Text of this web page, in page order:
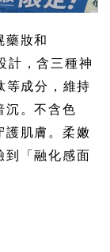
藥妝和
計，含三種神
等成分，維持
沉。不含色
護肌膚。柔嫩
到「融化感面